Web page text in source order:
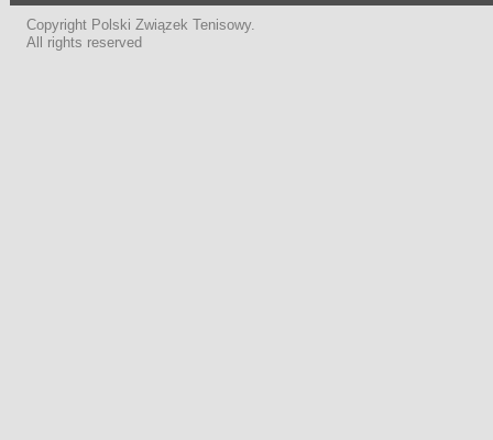
Copyright Polski Związek Tenisowy.
All rights reserved